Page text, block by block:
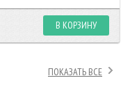
В КОРЗИНУ
ПОКАЗАТЬ ВСЕ